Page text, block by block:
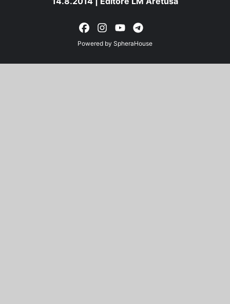
Powered by SpheraHouse